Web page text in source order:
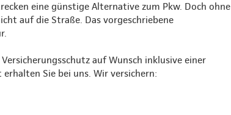
eine günstige Alternative zum Pkw. Doch ohne
auf die Straße. Das vorgeschriebene
auf Wunsch inklusive einer
Sie bei uns. Wir versichern: